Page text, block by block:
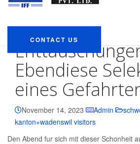
CONTACT US
zuganglich,
ausgewischt
Ebendiese
eines
November 14, 2023 Admin
kanton+wadenswil visitors
Den Abend fur sich mit dieser Schonheit